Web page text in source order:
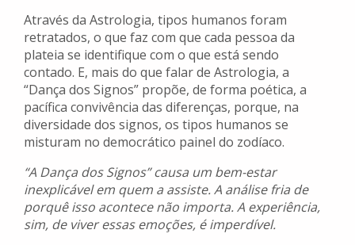
Através da Astrologia, tipos humanos foram
retratados, o que faz com que cada pessoa da
plateia se identifique com o que está sendo
contado. E, mais do que falar de Astrologia, a
“Dança dos Signos” propõe, de forma poética, a
pacífica convivência das diferenças, porque, na
diversidade dos signos, os tipos humanos se
misturam no democrático painel do zodíaco.
“A Dança dos Signos” causa um bem-estar
inexplicável em quem a assiste. A análise fria de
porquê isso acontece não importa. A experiência,
sim, de viver essas emoções, é imperdível.